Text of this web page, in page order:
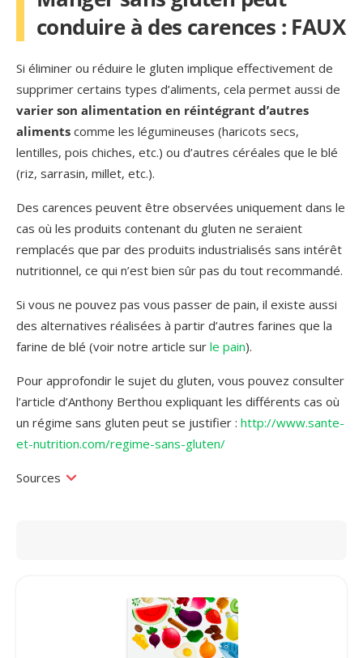
conduire à des carences : FAUX
Si éliminer ou réduire le gluten implique effectivement de
supprimer certains types d’aliments, cela permet aussi de
varier son alimentation en réintégrant d’autres
aliments comme les légumineuses (haricots secs,
lentilles, pois chiches, etc.) ou d’autres céréales que le blé
(riz, sarrasin, millet, etc.).
Des carences peuvent être observées uniquement dans le
cas où les produits contenant du gluten ne seraient
remplacés que par des produits industrialisés sans intérêt
nutritionnel, ce qui n’est bien sûr pas du tout recommandé.
Si vous ne pouvez pas vous passer de pain, il existe aussi
des alternatives réalisées à partir d’autres farines que la
farine de blé (voir notre article sur le pain).
Pour approfondir le sujet du gluten, vous pouvez consulter
l’article d’Anthony Berthou expliquant les différents cas où
un régime sans gluten peut se justifier : http://www.sante-
et-nutrition.com/regime-sans-gluten/
Sources